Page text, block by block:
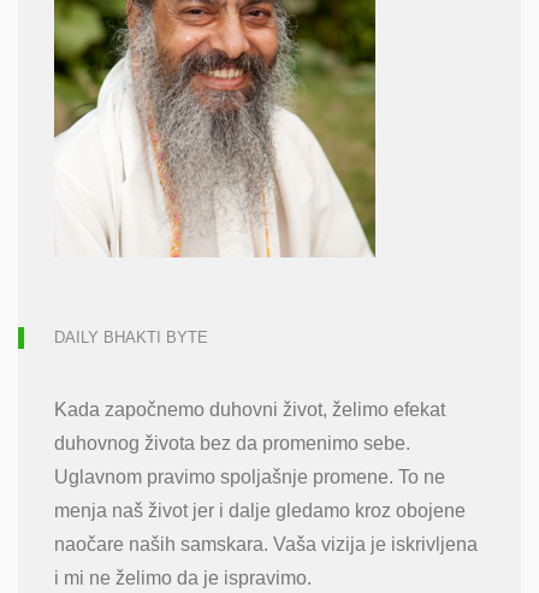
DAILY BHAKTI BYTE
Kada započnemo duhovni život, želimo efekat
duhovnog života bez da promenimo sebe.
Uglavnom pravimo spoljašnje promene. To ne
menja naš život jer i dalje gledamo kroz obojene
naočare naših samskara. Vaša vizija je iskrivljena
i mi ne želimo da je ispravimo.